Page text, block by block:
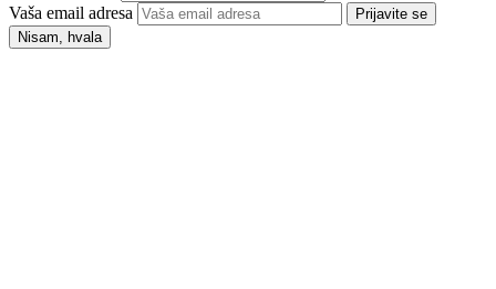
Vaša email adresa
Prijavite se
Nisam, hvala